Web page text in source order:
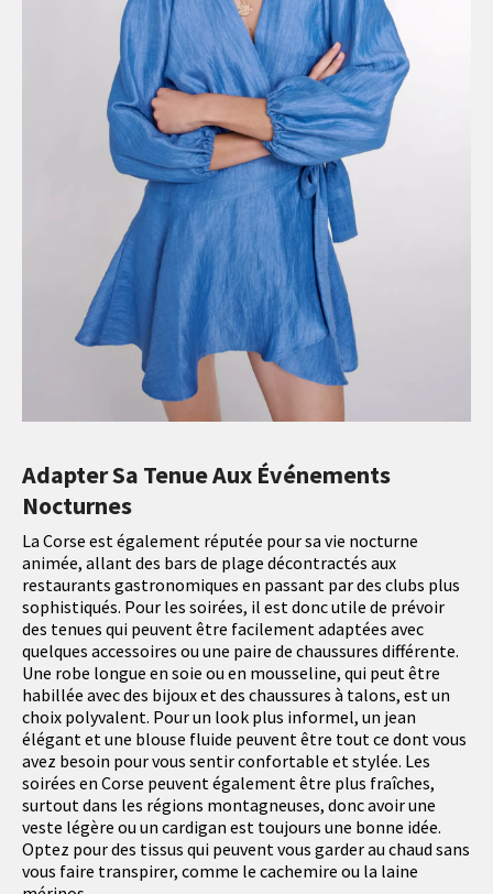
Adapter Sa Tenue Aux Événements
Nocturnes
La Corse est également réputée pour sa vie nocturne
animée, allant des bars de plage décontractés aux
restaurants gastronomiques en passant par des clubs plus
sophistiqués. Pour les soirées, il est donc utile de prévoir
des tenues qui peuvent être facilement adaptées avec
quelques accessoires ou une paire de chaussures différente.
Une robe longue en soie ou en mousseline, qui peut être
habillée avec des bijoux et des chaussures à talons, est un
choix polyvalent. Pour un look plus informel, un jean
élégant et une blouse fluide peuvent être tout ce dont vous
avez besoin pour vous sentir confortable et stylée. Les
soirées en Corse peuvent également être plus fraîches,
surtout dans les régions montagneuses, donc avoir une
veste légère ou un cardigan est toujours une bonne idée.
Optez pour des tissus qui peuvent vous garder au chaud sans
vous faire transpirer, comme le cachemire ou la laine